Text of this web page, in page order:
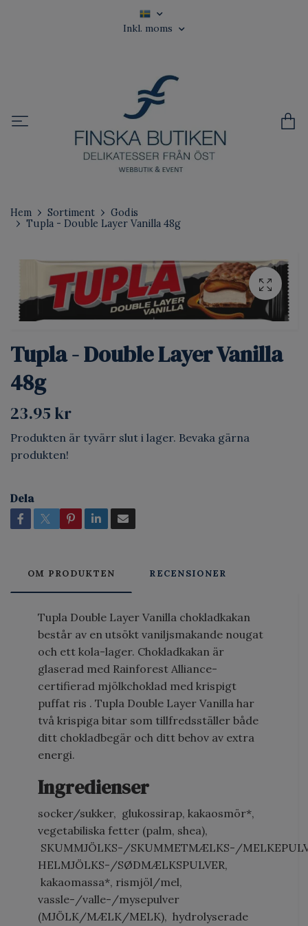
Inkl. moms
Hem Sortiment
Godis
Tupla - Double Layer Vanilla 48g
Tupla - Double Layer Vanilla
48g
23.95 kr
Produkten är tyvärr slut i lager. Bevaka gärna
produkten!
Dela
OM PRODUKTEN RECENSIONER
Tupla Double Layer Vanilla chokladkakan
består av en utsökt vaniljsmakande nougat
och ett kola-lager. Chokladkakan är
glaserad med Rainforest Alliance-
certifierad mjölkchoklad med krispigt
puffat ris . Tupla Double Layer Vanilla har
två krispiga bitar som tillfredsställer både
ditt chokladbegär och ditt behov av extra
energi.
Ingredienser
socker/sukker, glukossirap, kakaosmör*,
vegetabiliska fetter (palm, shea),
SKUMMJÖLKS-/SKUMMETMÆLKS-/
HELMJÖLKS-/SØDMÆLKSPULVER,
kakaomassa*, rismjöl/mel,
vassle-/valle-/mysepulver
(MJÖLK/MÆLK/MELK), hydrolyserade